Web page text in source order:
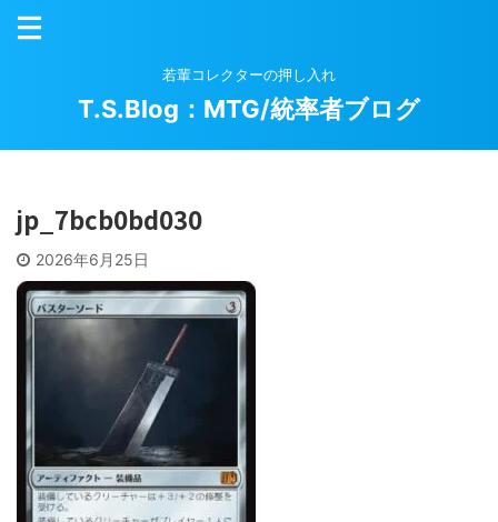
若輩コレクターの押し入れ
T.S.Blog：MTG/統率者ブログ
jp_7bcb0bd030
2026年6月25日